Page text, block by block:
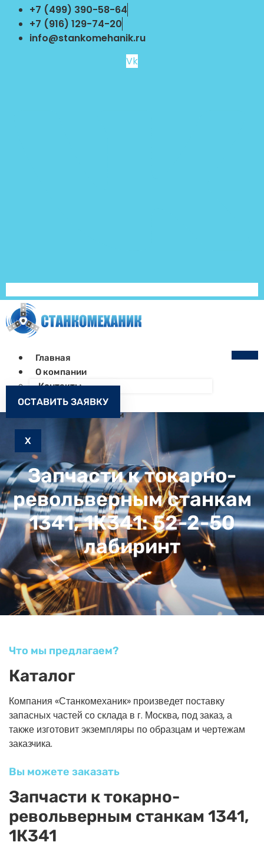
Перейти
содержимому
+7 (499) 390-58-64
+7 (916) 129-74-20
info@stankomehanik.ru
Vk
Главная
О компании
Контакты
Как заказать
Запчасти к станкам
X
ОСТАВИТЬ ЗАЯВКУ
Запчасти к токарно-
револьверным станкам
1341, 1К341: 52-2-50
лабиринт
Что мы предлагаем?
Каталог
Компания «Станкомеханик» произведет поставку
запасных частей со склада в г. Москва, под заказ, а
также изготовит экземпляры по образцам и чертежам
заказчика.
Вы можете заказать
Запчасти к токарно-
револьверным станкам 1341,
1К341